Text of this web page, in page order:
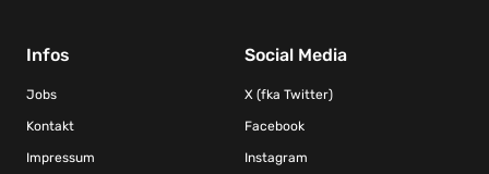
Infos
Jobs
Kontakt
Impressum
Social Media
X (fka Twitter)
Facebook
Instagram